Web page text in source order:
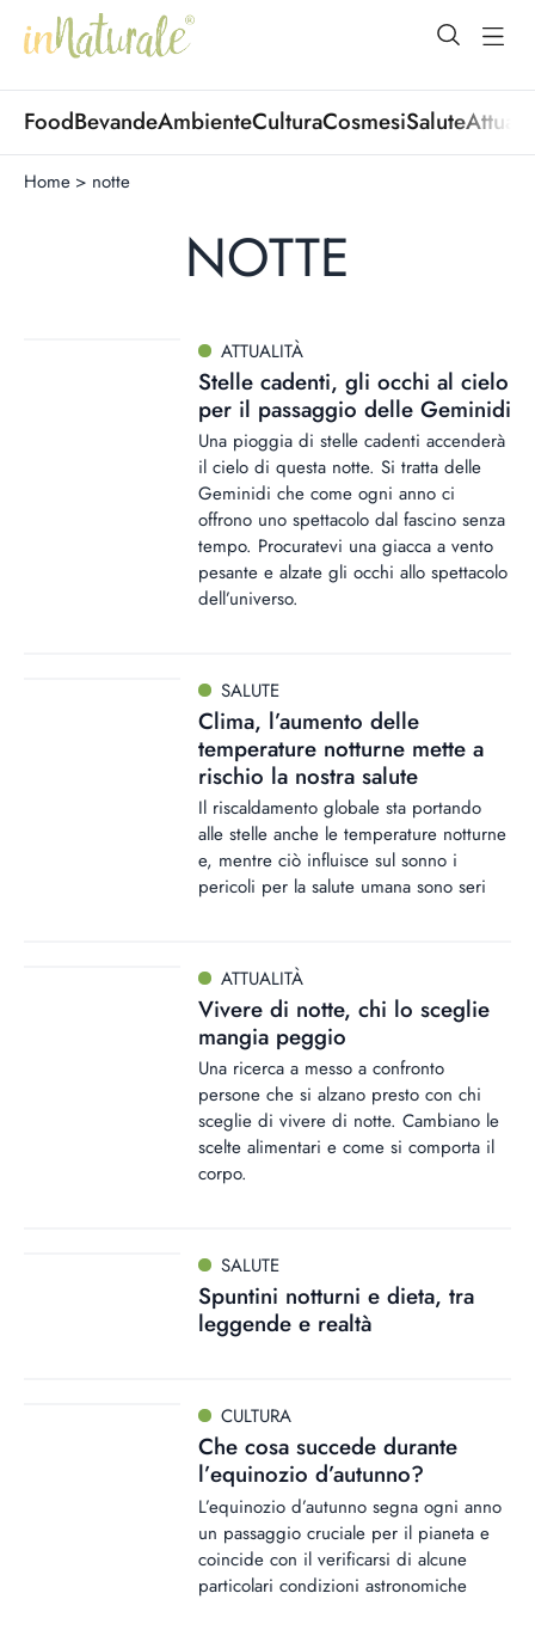
open
FoodBevandeAmbienteCulturaCosmesiSalute
Home > notte
NOTTE
ATTUALITÀ
Stelle cadenti, gli occhi al cielo
per il passaggio delle Geminidi
Una pioggia di stelle cadenti accenderà
il cielo di questa notte. Si tratta delle
Geminidi che come ogni anno ci
offrono uno spettacolo dal fascino senza
tempo. Procuratevi una giacca a vento
pesante e alzate gli occhi allo spettacolo
dell’universo.
SALUTE
Clima, l’aumento delle
temperature notturne mette a
rischio la nostra salute
Il riscaldamento globale sta portando
alle stelle anche le temperature notturne
e, mentre ciò influisce sul sonno i
pericoli per la salute umana sono seri
ATTUALITÀ
Vivere di notte, chi lo sceglie
mangia peggio
Una ricerca a messo a confronto
persone che si alzano presto con chi
sceglie di vivere di notte. Cambiano le
scelte alimentari e come si comporta il
corpo.
SALUTE
Spuntini notturni e dieta, tra
leggende e realtà
CULTURA
Che cosa succede durante
l’equinozio d’autunno?
L’equinozio d’autunno segna ogni anno
un passaggio cruciale per il pianeta e
coincide con il verificarsi di alcune
particolari condizioni astronomiche